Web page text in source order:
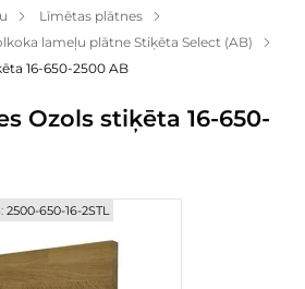
Līmētas plātnes
lameļu plātne Stiķēta Select (AB)
16-650-2500 AB
Ozols stiķēta 16-650-
2500-650-16-2STL